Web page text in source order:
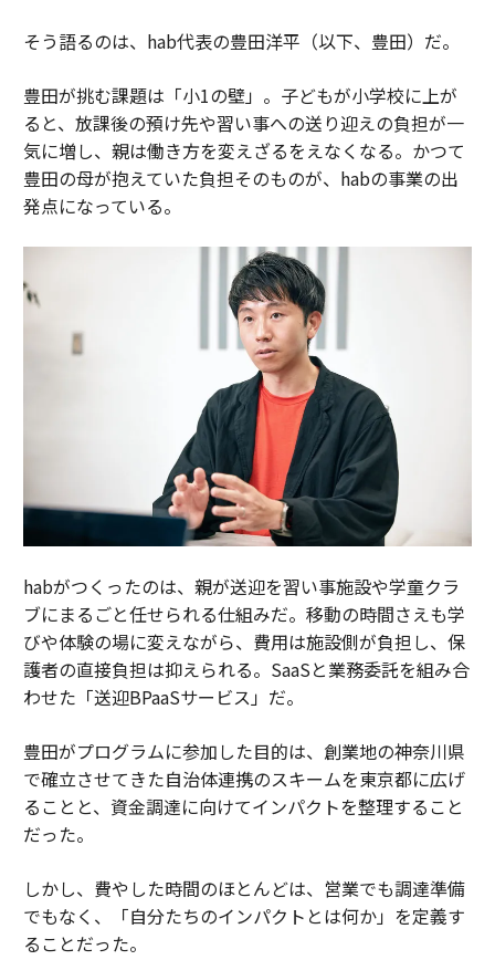
そう語るのは、hab代表の豊田洋平（以下、豊田）だ。
豊田が挑む課題は「小1の壁」。子どもが小学校に上が
ると、放課後の預け先や習い事への送り迎えの負担が一
気に増し、親は働き方を変えざるをえなくなる。かつて
豊田の母が抱えていた負担そのものが、habの事業の出
発点になっている。
habがつくったのは、親が送迎を習い事施設や学童クラ
ブにまるごと任せられる仕組みだ。移動の時間さえも学
びや体験の場に変えながら、費用は施設側が負担し、保
護者の直接負担は抑えられる。SaaSと業務委託を組み合
わせた「送迎BPaaSサービス」だ。
豊田がプログラムに参加した目的は、創業地の神奈川県
で確立させてきた自治体連携のスキームを東京都に広げ
ることと、資金調達に向けてインパクトを整理すること
だった。
しかし、費やした時間のほとんどは、営業でも調達準備
でもなく、「自分たちのインパクトとは何か」を定義す
ることだった。